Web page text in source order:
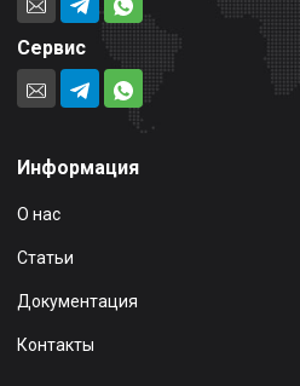
Сервис
Информация
О нас
Статьи
Документация
Контакты